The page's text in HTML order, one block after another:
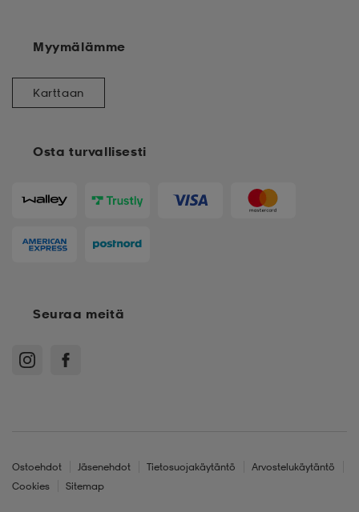
Osta turvallisesti
Myymälämme
Karttaan
Seuraa meitä
Ostoehdot Jäsenehdot Tietosuojakäytäntö
Arvostelukäytäntö
Cookies
Sitemap